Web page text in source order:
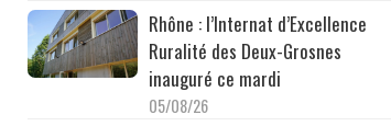
Rhône : l’Internat d’Excellence
Ruralité des Deux-Grosnes
inauguré ce mardi
05/08/26